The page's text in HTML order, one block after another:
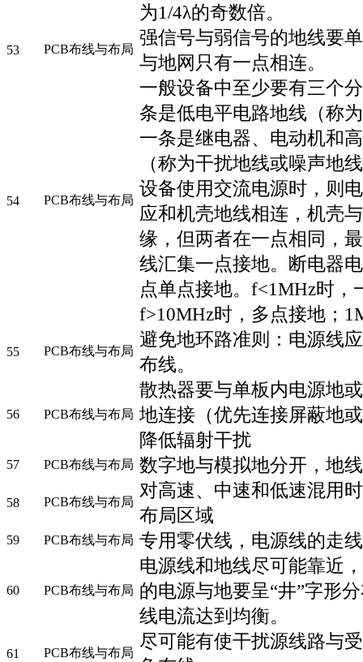
为1/4λ的奇数倍。
53 PCB布线与布局
强信号与弱信号的地线要
与地网只有一点相连。
54 PCB布线与布局
一般设备中至少要有三个
条是低电平电路地线（称
一条是继电器、电动机和
（称为干扰地线或噪声地
设备使用交流电源时，则
应和机壳地线相连，机壳
缘，但两者在一点相同，
线汇集一点接地。断电器
点单点接地。f<1MHz时，
f>10MHz时，多点接地；
55 PCB布线与布局
避免地环路准则：电源线
布线。
56 PCB布线与布局
散热器要与单板内电源地
地连接（优先连接屏蔽地
降低辐射干扰
57 PCB布线与布局 数字地与模拟地分开，地
58 PCB布线与布局
对高速、中速和低速混用
布局区域
59 PCB布线与布局 专用零伏线，电源线的走
60 PCB布线与布局
电源线和地线尽可能靠近
的电源与地要呈“井”字形
线电流达到均衡。
61 PCB布线与布局
尽可能有使干扰源线路与